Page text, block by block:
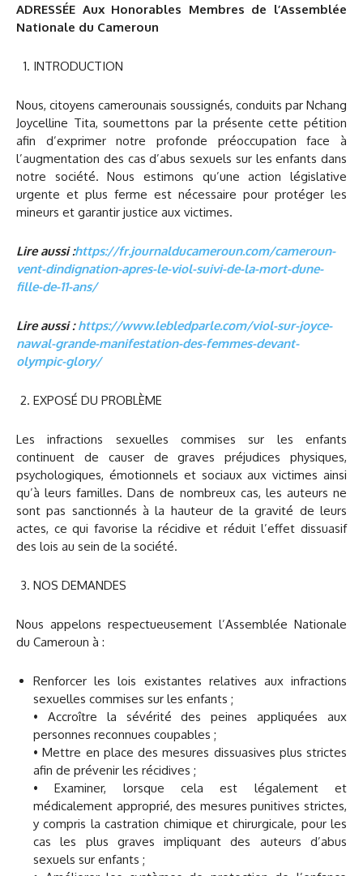
ADRESSÉE Aux Honorables Membres de l’Assemblée
Nationale du Cameroun
INTRODUCTION
Nous, citoyens camerounais soussignés, conduits par Nchang
Joycelline Tita, soumettons par la présente cette pétition
afin d’exprimer notre profonde préoccupation face à
l’augmentation des cas d’abus sexuels sur les enfants dans
notre société. Nous estimons qu’une action législative
urgente et plus ferme est nécessaire pour protéger les
mineurs et garantir justice aux victimes.
Lire aussi :https://fr.journalducameroun.com/cameroun-
vent-dindignation-apres-le-viol-suivi-de-la-mort-dune-
fille-de-11-ans/
Lire aussi :https://www.lebledparle.com/viol-sur-joyce-
nawal-grande-manifestation-des-femmes-devant-
olympic-glory/
EXPOSÉ DU PROBLÈME
Les infractions sexuelles commises sur les enfants
continuent de causer de graves préjudices physiques,
psychologiques, émotionnels et sociaux aux victimes ainsi
qu’à leurs familles. Dans de nombreux cas, les auteurs ne
sont pas sanctionnés à la hauteur de la gravité de leurs
actes, ce qui favorise la récidive et réduit l’effet dissuasif
des lois au sein de la société.
NOS DEMANDES
Nous appelons respectueusement l’Assemblée Nationale
du Cameroun à :
Renforcer les lois existantes relatives aux infractions
sexuelles commises sur les enfants ;
• Accroître la sévérité des peines appliquées aux
personnes reconnues coupables ;
• Mettre en place des mesures dissuasives plus strictes
afin de prévenir les récidives ;
• Examiner, lorsque cela est légalement et
médicalement approprié, des mesures punitives strictes,
y compris la castration chimique et chirurgicale, pour les
cas les plus graves impliquant des auteurs d’abus
sexuels sur enfants ;